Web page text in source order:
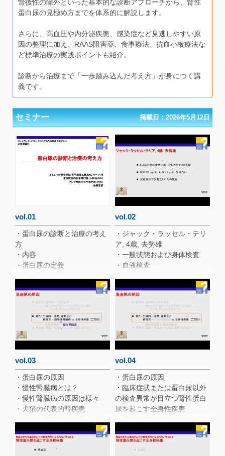
腎後性の除外といった基本的な診断アプローチから、腎性
蛋白尿の見極め方までを体系的に解説します。
さらに、高血圧や内分泌疾患、感染症など見逃しやすい原
因の整理に加え、RAAS阻害薬、食事療法、抗血小板療法な
ど標準治療の実践ポイントも紹介。
診断から治療まで「一歩踏み込んだ考え方」が身につく講
義です。
セミナー 掲載日：2026年5月12日
vol.01
・蛋白尿の診断と治療の考え
方
・内容
・蛋白尿の定義
・膀胱炎と蛋白尿
・腎性蛋白尿の原因
vol.02
・ジャック・ラッセル・テリ
ア, 4歳, 去勢雄
・一般状態および身体検査
・血液検査
・腹部超音波検査
・暫定診断と経過
・第7病日：再診
・その後の経過
・急性腎障害の原因
・急性腎障害とUPC
vol.03
・蛋白尿の原因
・慢性腎臓病とは？
・慢性腎臓病の原因は様々
・犬猫の代表的腎疾患
頻度
・犬の高窒素血症前の蛋白尿
の頻度
vol.04
・蛋白尿の原因
・臨床症状または蛋白尿以外
の検査異常が目立つ腎性蛋白
尿を起こす全身性疾患
・プレドニゾロン投与と蛋白
尿
・5歳, ヨークシャーテリア,